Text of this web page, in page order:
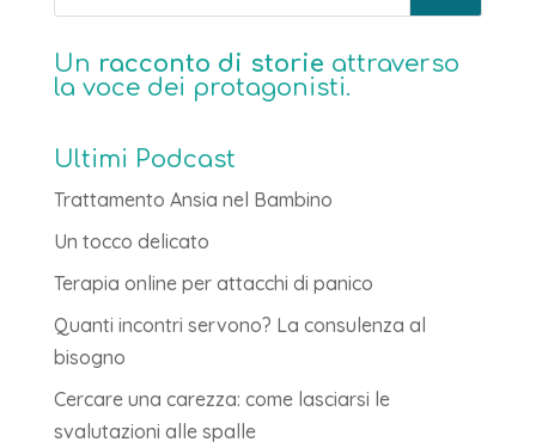
Un racconto di storie attraverso
la voce dei protagonisti.
Ultimi Podcast
Trattamento Ansia nel Bambino
Un tocco delicato
Terapia online per attacchi di panico
Quanti incontri servono? La consulenza al
bisogno
Cercare una carezza: come lasciarsi le
svalutazioni alle spalle